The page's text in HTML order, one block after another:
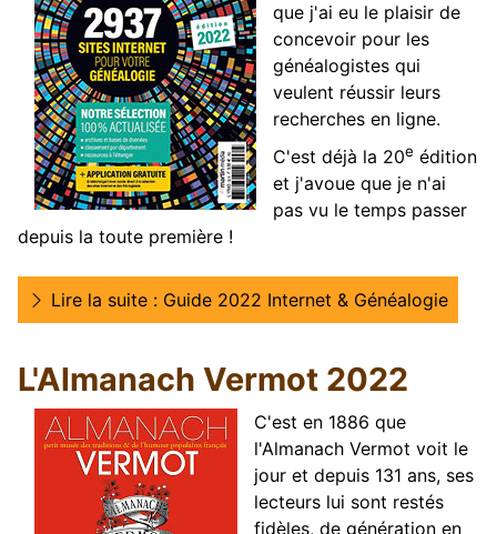
que j'ai eu le plaisir de
concevoir pour les
généalogistes qui
veulent réussir leurs
recherches en ligne.
C'est déjà la 20e édition
et j'avoue que je n'ai
pas vu le temps passer
depuis la toute première !
Lire la suite : Guide 2022 Internet & Généalogie
L'Almanach Vermot 2022
C'est en 1886 que
l'Almanach Vermot voit le
jour et depuis 131 ans, ses
lecteurs lui sont restés
fidèles, de génération en